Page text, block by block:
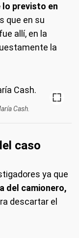
lo previsto en
que en su
allí, en la
la
Cash.
caso
ya que
del camionero,
descartar el